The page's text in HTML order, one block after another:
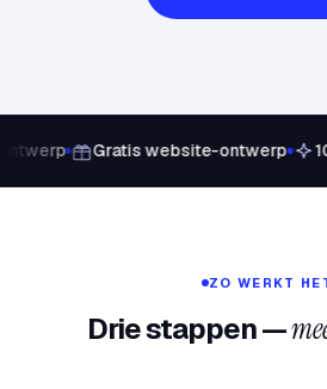
Gratis website-ontwerp
ZO WERKT
Drie stappen —